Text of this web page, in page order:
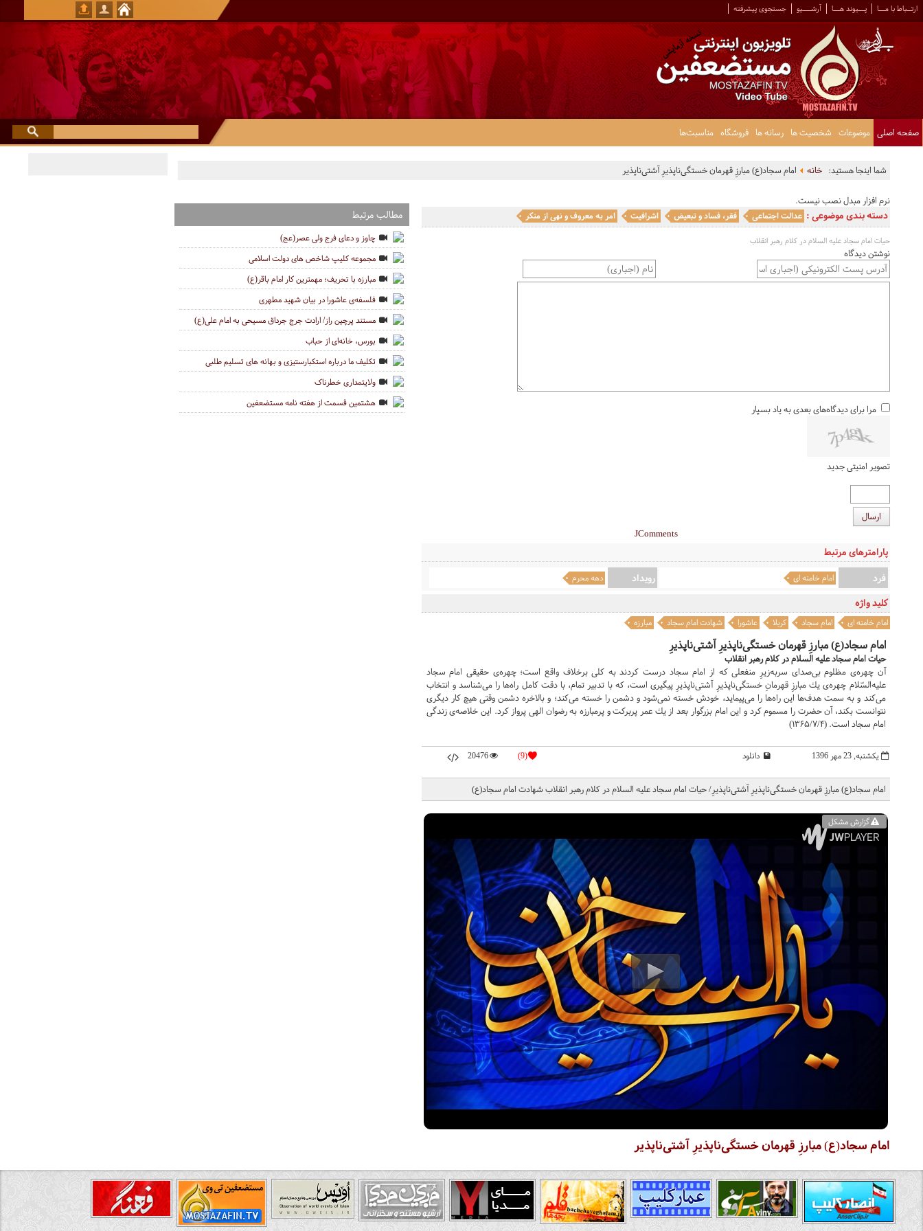
ارتــباط با مـــا پـــیوند هـــا آرشــــیو جستجوی پیشرفته
صفحه اصلی موضوعات شخصیت ها رسانه ها فروشگاه مناسبت‌ها
شما اینجا هستید: خانه امام سجاد(ع) مبارزِ قهرمان خستگى‌ناپذیرِ آشتى‌ناپذیر
نرم افزار مبدل نصب نیست.
مطالب مرتبط
چاوز و دعای فرج ولی عصر(عج)
مجموعه کلیپ شاخص های دولت اسلامی
مبارزه با تحریف؛ مهمترین کار امام باقر(ع)
فلسفه‌ی عاشورا در بیان شهید مطهری
مستند پرچین راز/ ارادت جرج جرداق مسیحی به امام علی(ع)
بورس، خانه‌ای از حباب
تکلیف ما درباره استکبارستیزی و بهانه های تسلیم طلبی
ولایتمداری خطرناک
هشتمین قسمت از هفته نامه مستضعفین
دسته بندی موضوعی : عدالت اجتماعی فقر، فساد و تبعیض اشرافیت امر به معروف و نهی از منکر
حيات امام سجاد علیه السلام در كلام رهبر انقلاب
امام سجاد(ع) مبارزِ قهرمان خستگى‌ناپذیرِ آشتى‌ناپذیر
گزارش مشکل
امام سجاد(ع) مبارزِ قهرمان خستگى‌ناپذیرِ آشتى‌ناپذیرِ/ حيات امام سجاد علیه السلام در كلام رهبر انقلاب شهادت امام سجاد(ع)
یکشنبه, 23 مهر 1396 دانلود (9)
20476
امام سجاد(ع) مبارزِ قهرمان خستگى‌ناپذیرِ آشتى‌ناپذیرِ
حيات امام سجاد علیه السلام در كلام رهبر انقلاب
آن چهره‌ى مظلوم بى‌صداى سربه‌زیرِ منفعلى كه از امام سجاد درست كردند به كلى برخلاف واقع است؛ چهره‌ى حقیقى امام سجاد
علیه‌السّلام چهره‌ى یك مبارزِ قهرمانِ خستگى‌ناپذیرِ آشتى‌ناپذیرِ پیگیرى است، كه با تدبیر تمام، با دقت كامل راه‌ها را مى‌شناسد و انتخاب
مى‌كند و به سمت هدف‌ها این راه‌ها را مى‌پیماید، خودش خسته نمى‌شود و دشمن را خسته مى‌كند؛ و بالاخره دشمن وقتى هیچ كار دیگری
نتوانست بكند، آن حضرت را مسموم كرد و این امام بزرگوار بعد از یك عمر پربركت و پرمبارزه به رضوان الهى پرواز كرد. این خلاصه‌ى زندگى
امام سجاد است. (۱۳۶۵/۷/۴)
کلید واژه
امام خامنه ای امام سجاد کربلا عاشورا شهادت امام سجاد مبارزه
پارامترهای مرتبط
فرد امام خامنه ای رویداد دهه محرم
نوشتن دیدگاه
مرا برای دیدگاه‌های بعدی به یاد بسپار
تصویر امنیتی جدید
ارسال
JComments